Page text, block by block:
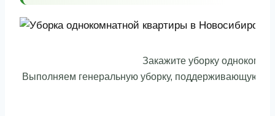
Закажите уборку
Выполняем генеральную уборку, поддерживающую